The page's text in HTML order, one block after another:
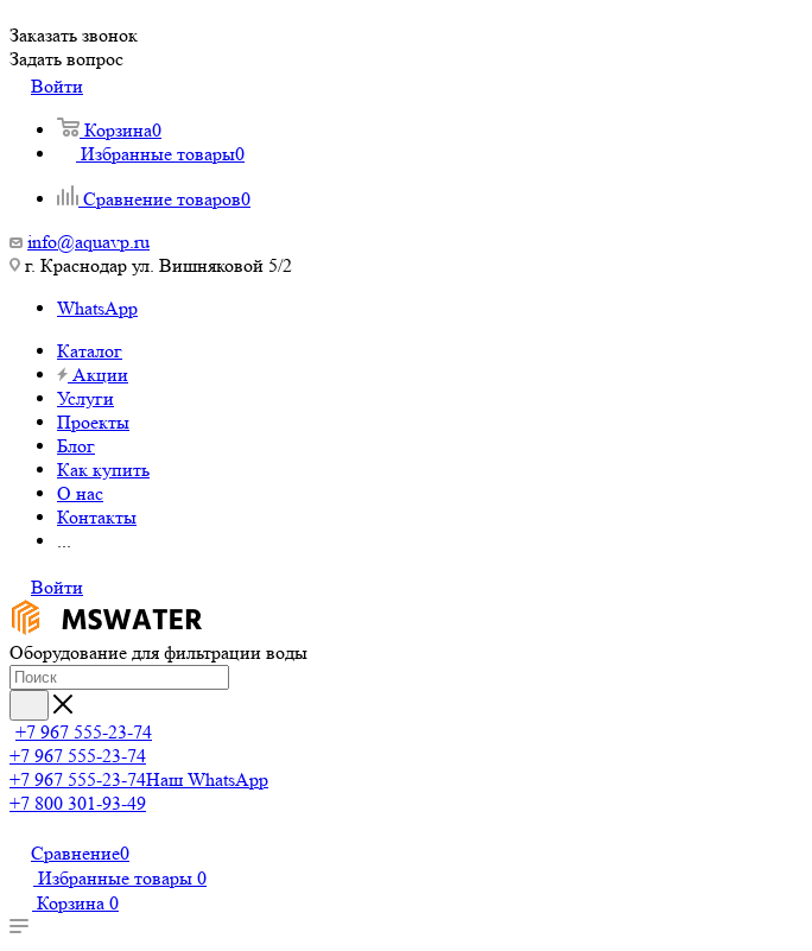
Заказать звонок
Задать вопрос
Войти
Корзина0
Избранные товары0
Сравнение товаров0
info@aquavp.ru
г. Краснодар ул. Вишняковой 5/2
WhatsApp
Каталог
Акции
Услуги
Проекты
Блог
Как купить
О нас
Контакты
...
Войти
Оборудование для фильтрации воды
+7 967 555-23-74
+7 967 555-23-74
+7 967 555-23-74Наш WhatsApp
+7 800 301-93-49
Сравнение0
Избранные товары 0
Корзина 0